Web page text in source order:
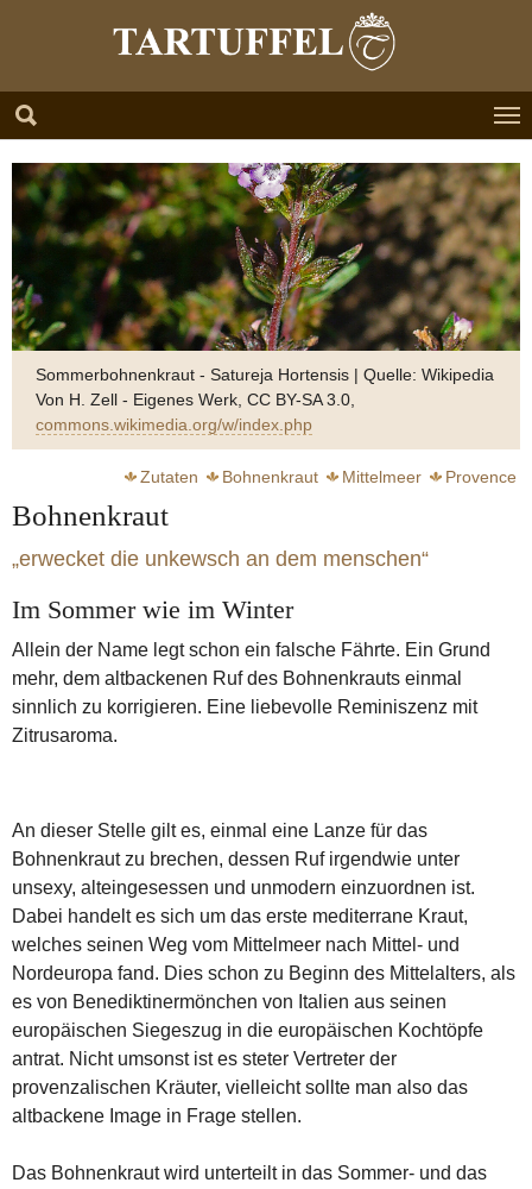
Sommerbohnenkraut - Satureja Hortensis | Quelle: Wikipedia
Von H. Zell - Eigenes Werk, CC BY-SA 3.0,
commons.wikimedia.org/w/index.php
Zutaten Bohnenkraut Mittelmeer
Provence
Bohnenkraut
„erwecket die unkewsch an dem menschen“
Im Sommer wie im Winter
Allein der Name legt schon ein falsche Fährte. Ein Grund
mehr, dem altbackenen Ruf des Bohnenkrauts einmal
sinnlich zu korrigieren. Eine liebevolle Reminiszenz mit
Zitrusaroma.
An dieser Stelle gilt es, einmal eine Lanze für das
Bohnenkraut zu brechen, dessen Ruf irgendwie unter
unsexy, alteingesessen und unmodern einzuordnen ist.
Dabei handelt es sich um das erste mediterrane Kraut,
welches seinen Weg vom Mittelmeer nach Mittel- und
Nordeuropa fand. Dies schon zu Beginn des Mittelalters, als
es von Benediktinermönchen von Italien aus seinen
europäischen Siegeszug in die europäischen Kochtöpfe
antrat. Nicht umsonst ist es steter Vertreter der
provenzalischen Kräuter, vielleicht sollte man also das
altbackene Image in Frage stellen.
Das Bohnenkraut wird unterteilt in das Sommer- und das